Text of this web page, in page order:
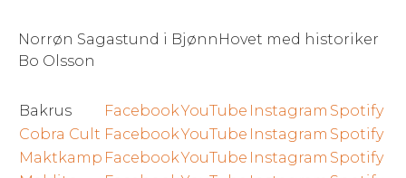
Norrøn Sagastund i BjønnHovet med historiker
Bo Olsson
Bakrus FacebookYouTube Instagram Spotify
Cobra Cult FacebookYouTube Instagram Spotify
Maktkamp FacebookYouTube Instagram Spotify